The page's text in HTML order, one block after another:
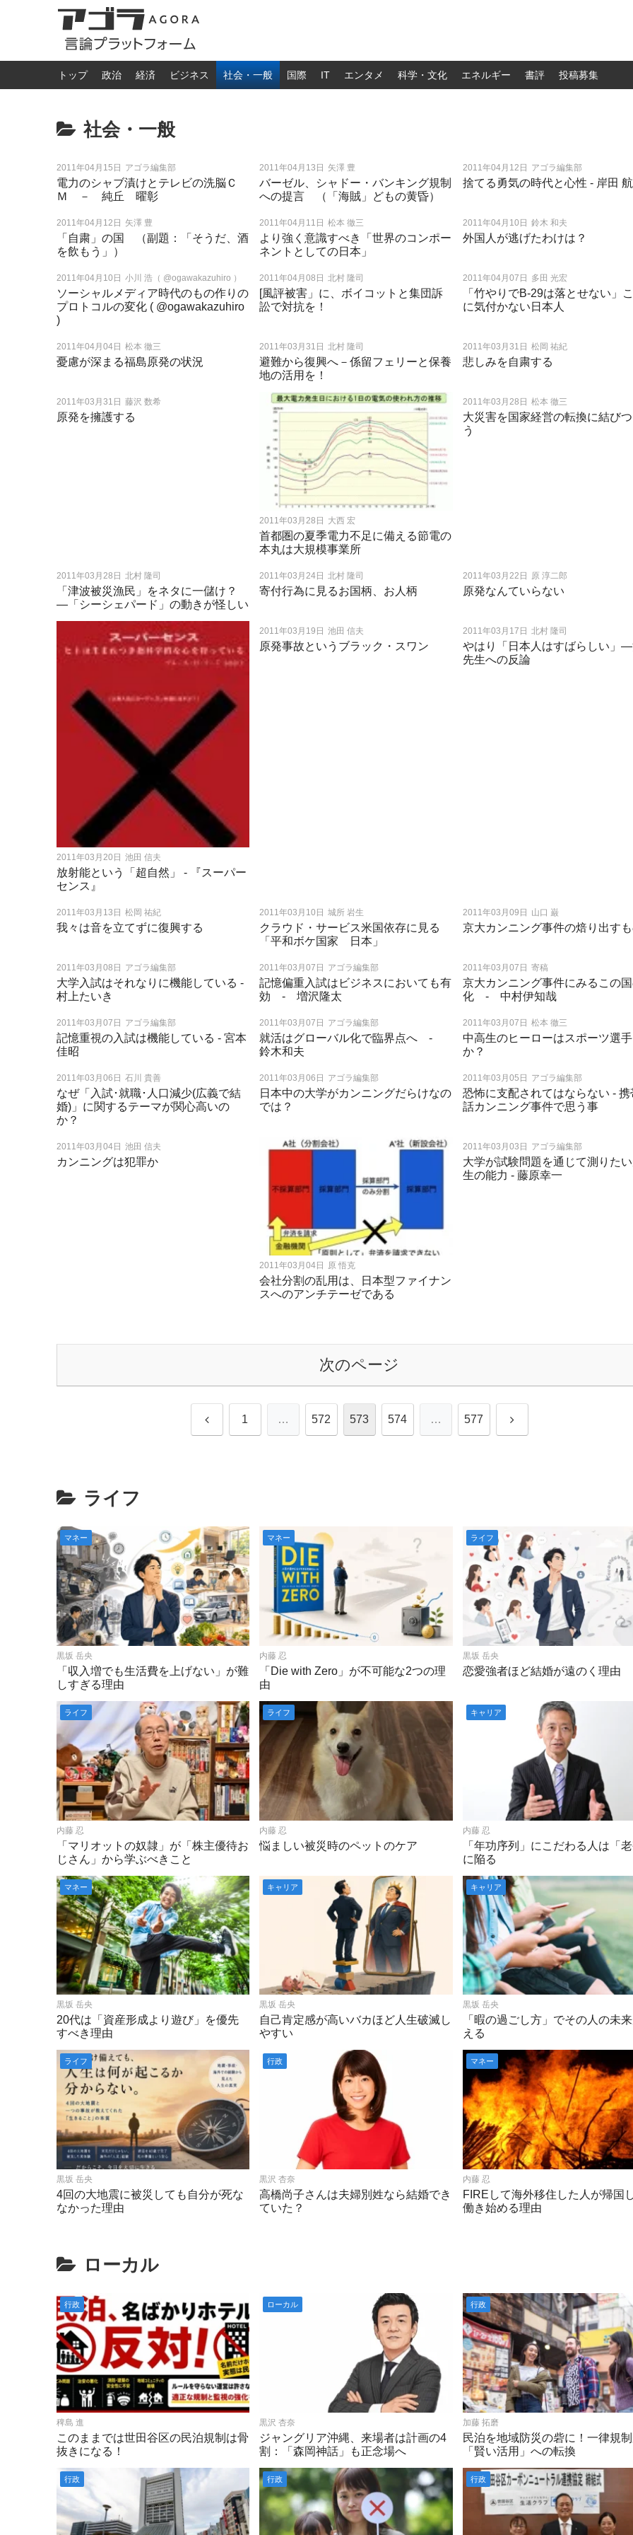
トップ 政治 経済 ビジネス 社会・一般 国際 IT エンタメ 科学・文化 エネルギー 書評 投稿募集
社会・一般
2011年04月15日 アゴラ編集部
電力のシャブ漬けとテレビの洗脳Ｃ
Ｍ － 純丘 曜彰
2011年04月13日 矢澤 豊
バーゼル、シャドー・バンキング規制
への提言 （「海賊」どもの黄昏）
2011年04月12日 アゴラ編集部
捨てる勇気の時代と心性 - 岸田 航
2011年04月12日 矢澤 豊
「自粛」の国 （副題：「そうだ、酒
を飲もう」）
2011年04月11日 松本 徹三
より強く意識すべき「世界のコンポー
ネントとしての日本」
2011年04月10日 鈴木 和夫
外国人が逃げたわけは？
2011年04月10日 小川 浩（ @ogawakazuhiro ）
ソーシャルメディア時代のもの作りの
プロトコルの変化 ( @ogawakazuhiro
)
2011年04月08日 北村 隆司
[風評被害」に、ボイコットと集団訴
訟で対抗を！
2011年04月07日 多田 光宏
「竹やりでB-29は落とせない」
に気付かない日本人
2011年04月04日 松本 徹三
憂慮が深まる福島原発の状況
2011年03月31日 北村 隆司
避難から復興へ－係留フェリーと保養
地の活用を！
2011年03月31日 松岡 祐紀
悲しみを自粛する
2011年03月31日 藤沢 数希
原発を擁護する
2011年03月28日 大西 宏
首都圏の夏季電力不足に備える節電の
本丸は大規模事業所
2011年03月28日 松本 徹三
大災害を国家経営の転換に結び
う
2011年03月28日 北村 隆司
「津波被災漁民」をネタに一儲け？
―「シーシェパード」の動きが怪しい
2011年03月24日 北村 隆司
寄付行為に見るお国柄、お人柄
2011年03月22日 原 淳二郎
原発なんていらない
2011年03月20日 池田 信夫
放射能という「超自然」 - 『スーパー
センス』
2011年03月19日 池田 信夫
原発事故というブラック・スワン
2011年03月17日 北村 隆司
やはり「日本人はすばらしい」
先生への反論
2011年03月13日 松岡 祐紀
我々は音を立てずに復興する
2011年03月10日 城所 岩生
クラウド・サービス米国依存に見る
「平和ボケ国家 日本」
2011年03月09日 山口 巌
京大カンニング事件の焙り出す
2011年03月08日 アゴラ編集部
大学入試はそれなりに機能している -
村上たいき
2011年03月07日 アゴラ編集部
記憶偏重入試はビジネスにおいても有
効 ‐ 増沢隆太
2011年03月07日 寄稿
京大カンニング事件にみるこの
化 ‐ 中村伊知哉
2011年03月07日 アゴラ編集部
記憶重視の入試は機能している - 宮本
佳昭
2011年03月07日 アゴラ編集部
就活はグローバル化で臨界点へ ‐
鈴木和夫
2011年03月07日 松本 徹三
中高生のヒーローはスポーツ選
か？
2011年03月06日 石川 貴善
なぜ「入試･就職･人口減少(広義で結
婚)」に関するテーマが関心高いの
か？
2011年03月06日 アゴラ編集部
日本中の大学がカンニングだらけなの
では？
2011年03月05日 アゴラ編集部
恐怖に支配されてはならない - 携
話カンニング事件で思う事
2011年03月04日 池田 信夫
カンニングは犯罪か
2011年03月04日 原 悟克
会社分割の乱用は、日本型ファイナン
スへのアンチテーゼである
2011年03月03日 アゴラ編集部
大学が試験問題を通じて測りた
生の能力 - 藤原幸一
次のページ
前 1 … 572 573 574 … 577 次
ライフ
黒坂 岳央
「収入増でも生活費を上げない」が難
しすぎる理由
マネー
内藤 忍
「Die with Zero」が不可能な2つの理
由
マネー
黒坂 岳央
恋愛強者ほど結婚が遠のく理由
ライフ
内藤 忍
「マリオットの奴隷」が「株主優待お
じさん」から学ぶべきこと
ライフ
内藤 忍
悩ましい被災時のペットのケア
ライフ
内藤 忍
「年功序列」にこだわる人は「
に陥る
キャリア
黒坂 岳央
20代は「資産形成より遊び」を優先
すべき理由
マネー
黒坂 岳央
自己肯定感が高いバカほど人生破滅し
やすい
キャリア
黒坂 岳央
「暇の過ごし方」でその人の未
える
キャリア
黒坂 岳央
4回の大地震に被災しても自分が死な
なかった理由
ライフ
黒沢 杏奈
高橋尚子さんは夫婦別姓なら結婚でき
ていた？
行政
内藤 忍
FIREして海外移住した人が帰国
働き始める理由
マネー
ローカル
稗島 進
このままでは世田谷区の民泊規制は骨
抜きになる！
行政
黒沢 杏奈
ジャングリア沖縄、来場者は計画の4
割：「森岡神話」も正念場へ
ローカル
加藤 拓磨
民泊を地域防災の砦に！一律規
「賢い活用」への転換
行政
行政 行政 行政